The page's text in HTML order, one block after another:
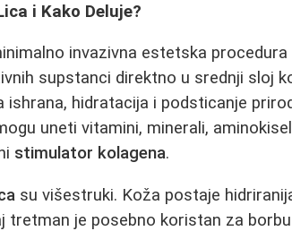
i Kako Deluje?
invazivna estetska
supstanci direktno u srednji sloj
ishrana, hidratacija i podsticanje
uneti vitamini, minerali,
stimulator kolagena.
su višestruki. Koža postaje
tretman je posebno koristan za